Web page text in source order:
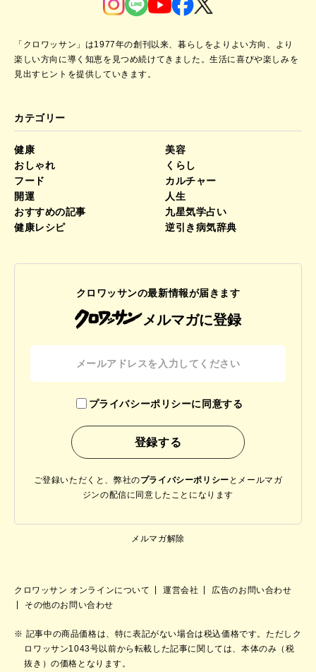
「クロワッサン」は1977年の創刊以来、暮らしをよりよい方向、より
楽しい方向に導く知恵を見つめ続けてきました。生活に喜びや楽しみを
見出すヒントを提供していきます。
カテゴリー
健康
美容
おしゃれ
くらし
フード
カルチャー
開運
人生
おすすめの記事
九星気学占い
健康レシピ
逆引き病気辞典
クロワッサンの最新情報が届きます
メルマガに登録
プライバシーポリシーに同意する
ご登録いただくと、弊社のプライバシーポリシー と メールマガ
ジンの配信に同意したことになります
メルマガ解除
クロワッサン オンラインについて 運営会社
広告のお問い合わせ
その他のお問い合わせ
記事中の商品価格は、特に表記がない場合は税込価格です。ただしク
ロワッサン1043号以前から転載した記事に関しては、本体のみ（税
抜き）の価格となります。